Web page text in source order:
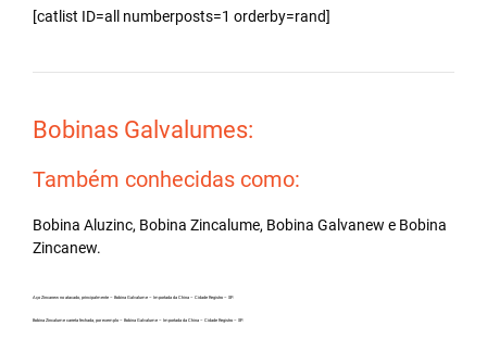
[catlist ID=all numberposts=1 orderby=rand]
Bobinas Galvalumes:
Também conhecidas como:
Bobina Aluzinc, Bobina Zincalume, Bobina Galvanew e Bobina
Zincanew.
Aço Zincanew no atacado, principalmente – Bobina Galvalume – Importada da China – Cidade Registro – SP.
Bobina Zincalume carreta fechada, por exemplo – Bobina Galvalume – Importada da China – Cidade Registro – SP.